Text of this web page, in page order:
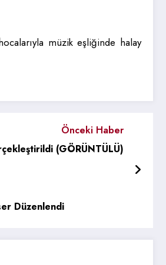
müzik eşliğinde halay
Önceki Haber
(GÖRÜNTÜLÜ)
Düzenlendi